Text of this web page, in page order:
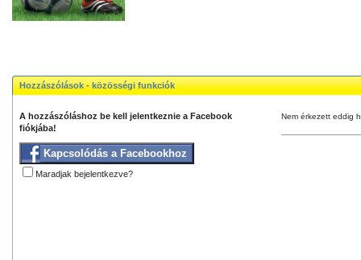
Hozzászólások - közösségi funkciók
A hozzászóláshoz be kell jelentkeznie a Facebook
fiókjába!
Kapcsolódás a Facebookhoz
Maradjak bejelentkezve?
Nem érkezett eddig